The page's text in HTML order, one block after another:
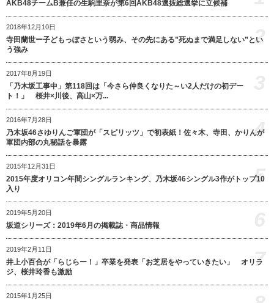
AKB48チームB兼任の生駒里奈が第6回AKB48選抜総選挙に立候補
2018年12月10日
寺田蘭世ー子どもっぽさという弱み、その先にある”死ぬまで満足しない”とい
う強み
2
2017年8月19日
「乃木坂工事中」第118回は「今さら仲良くなりた～い2人だけの初デー
ト！」 桜井×川後、高山×万...
2016年7月28日
乃木坂46さゆりんご軍団が「スピリッツ」で初表紙！佐々木、寺田、かりんが
軍団内部の丸秘話を暴露
4
2015年12月31日
2015年度オリコン年間シングルランキング、乃木坂46シングル3作がトップ10
入り
5
2019年5月20日
坂道シリーズ：2019年6月の掲載誌・商品情報
2019年2月11日
井上小百合が「らじらー！」卒業を発表「お芝居をやっていきたい」 オリラ
ジ、桜井玲香も激励
7
2015年1月25日